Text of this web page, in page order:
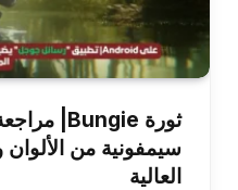
سيمفونية من
العالية